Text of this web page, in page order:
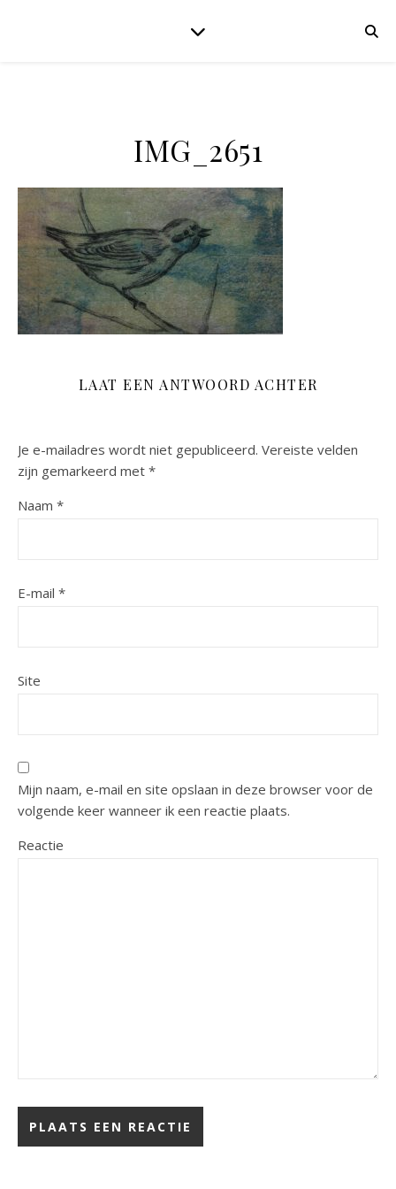
IMG_2651
LAAT EEN ANTWOORD ACHTER
Je e-mailadres wordt niet gepubliceerd. Vereiste velden
zijn gemarkeerd met *
Naam *
E-mail *
Site
Mijn naam, e-mail en site opslaan in deze browser voor de
volgende keer wanneer ik een reactie plaats.
Reactie